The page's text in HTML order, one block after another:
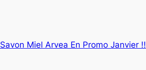
Savon Miel Arvea En Promo Janvier !!